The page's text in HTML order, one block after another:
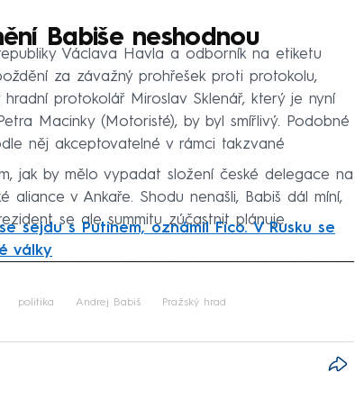
Babiše neshodnou
Václava Havla a odborník na etiketu
za závažný prohřešek proti protokolu,
protokolář Miroslav Sklenář, který je nyní
Macinky (Motoristé), by byl smířlivý. Podobné
něj akceptovatelné v rámci takzvané
jak by mělo vypadat složení české delegace na
aliance v Ankaře. Shodu nenašli, Babiš dál míní,
se ale summitu zúčastnit plánuje.
sejdu s Putinem, oznámil Fico. V Rusku se
války
politika Andrej Babiš Pražský hrad